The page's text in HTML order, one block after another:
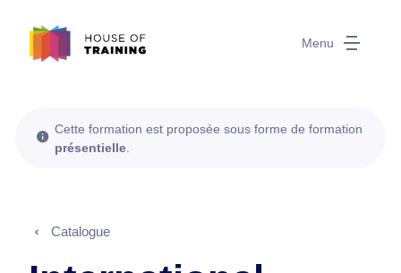
Menu
Cette formation est proposée sous forme de formation
présentielle
Catalogue